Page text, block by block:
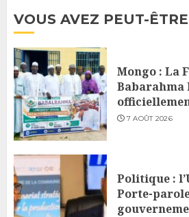
VOUS AVEZ PEUT-
Mongo : La
Babarahma
7 AOÛT 2026
Politique :
Porte-